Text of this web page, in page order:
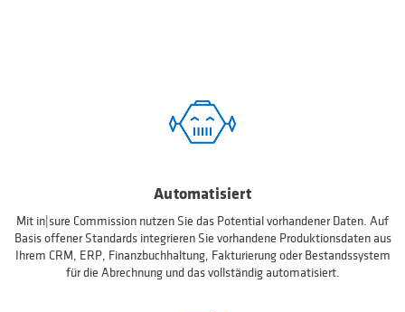
Automatisiert
Mit in|sure Commission nutzen Sie das Potential vorhandener Daten. Auf
Basis offener Standards integrieren Sie vorhandene Produktionsdaten aus
Ihrem CRM, ERP, Finanzbuchhaltung, Fakturierung oder Bestandssystem
für die Abrechnung und das vollständig automatisiert.